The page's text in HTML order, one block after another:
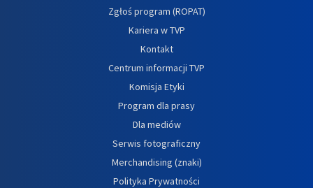
Zgłoś program (ROPAT)
Kariera w TVP
Kontakt
Centrum informacji TVP
Komisja Etyki
Program dla prasy
Dla mediów
Serwis fotograficzny
Merchandising (znaki)
Polityka Prywatności